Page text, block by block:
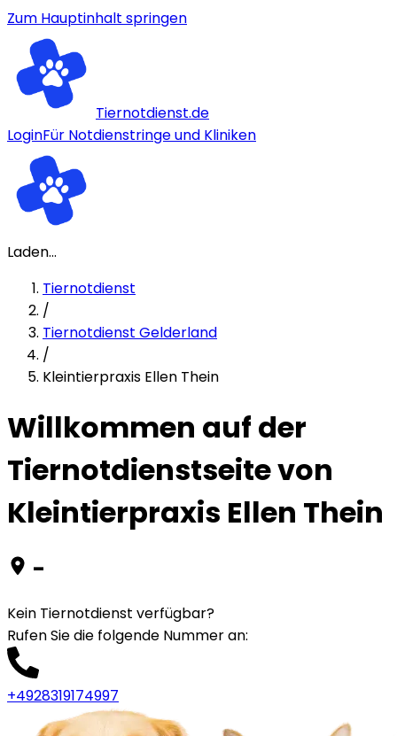
Zum Hauptinhalt springen
Tiernotdienst.de
LoginFür Notdienstringe und Kliniken
Laden...
Tiernotdienst
/
Tiernotdienst Gelderland
/
Kleintierpraxis Ellen Thein
Willkommen auf der
Tiernotdienstseite von
Kleintierpraxis Ellen Thein
-
Kein Tiernotdienst verfügbar?
Rufen Sie die folgende Nummer an:
+4928319174997